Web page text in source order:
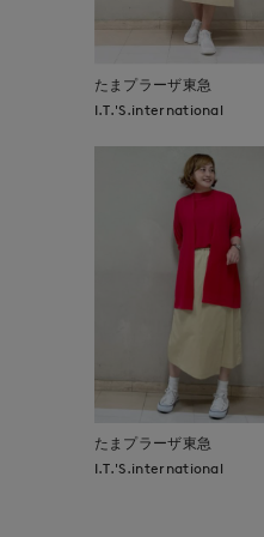
たまプラーザ東急
I.T.'S.international
たまプラーザ東急
I.T.'S.international